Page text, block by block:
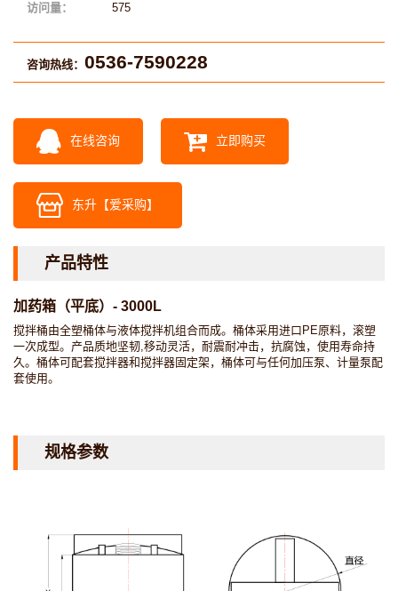
访问量：
575
咨询热线： 0536-7590228
在线咨询 立即购买
东升【爱采购】
产品特性
加药箱（平底）- 3000L
搅拌桶由全塑桶体与液体搅拌机组合而成。桶体采用进口PE原料，滚塑
一次成型。产品质地坚韧,移动灵活，耐震耐冲击，抗腐蚀，使用寿命持
久。桶体可配套搅拌器和搅拌器固定架，桶体可与任何加压泵、计量泵配
套使用。
规格参数